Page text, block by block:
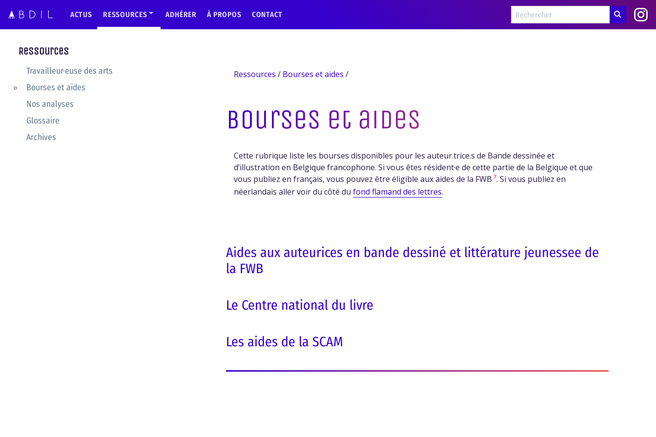
ACTUS RESSOURCES ADHÉRER À PROPOS CONTACT
Ressources
Travailleur·euse des arts
Bourses et aides
Nos analyses
Glossaire
Archives
Ressources / Bourses et aides /
Bourses et aides
Cette rubrique liste les bourses disponibles pour les auteur.trice.s de Bande dessinée et
d’illustration en Belgique francophone. Si vous êtes résident·e de cette partie de la Belgique et que
vous publiez en français, vous pouvez être éligible aux aides de la FWB ?. Si vous publiez en
néerlandais aller voir du côté dufond flamand des lettres.
Aides aux auteurices en bande dessiné et littérature jeunessee de
la FWB
Le Centre national du livre
Les aides de la SCAM